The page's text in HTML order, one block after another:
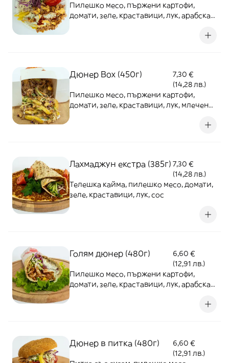
Пилешко месо, пържени картофи,
домати, зеле, краставици, лук, арабска
Дюнер Box (450г)
7,30 €
(14,28 лв.)
Пилешко месо, пържени картофи,
домати, зеле, краставици, лук, млечен
Лахмаджун екстра (385г) 7,30 €
(14,28 лв.)
Телешка кайма, пилешко месо, домати,
зеле, краставици, лук, сос
Голям дюнер (480г)
6,60 €
(12,91 лв.)
Пилешко месо, пържени картофи,
домати, зеле, краставици, лук, арабска
Дюнер в питка (480г)
6,60 €
(12,91 лв.)